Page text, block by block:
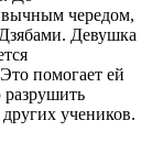
чередом,
Девушка
помогает ей
разрушить
учеников.